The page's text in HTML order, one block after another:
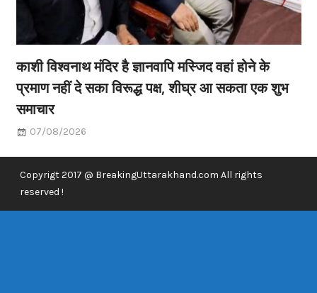
काशी विश्वनाथ मंदिर है ज्ञानवापि मस्जिद वहां होने के
प्रमाण नहीं दे सका विरूद्ध पक्ष, शीघ्र आ सकता एक शुभ
समाचार
07/08/2026
Copyrigt 2017 @ BreakingUttarakhand.com All rights
reserved !